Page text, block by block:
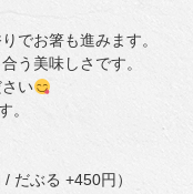
でお箸も進みます。
う美味しさです。
い
。
だぶる +450円）